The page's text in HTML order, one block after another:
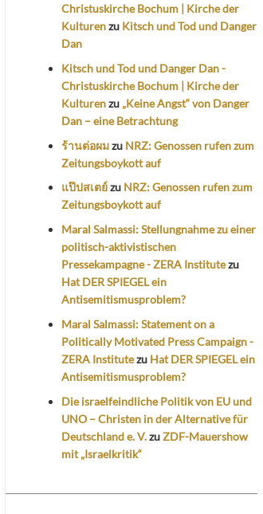
Christuskirche Bochum | Kirche der
Kulturenzu Kitsch und Tod und Danger
Dan
Kitsch und Tod und Danger Dan -
Christuskirche Bochum | Kirche der
Kulturenzu „Keine Angst“ von Danger
Dan – eine Betrachtung
ร้านต่อผมzu NRZ: Genossen rufen zum
Zeitungsboykott auf
แป๊ปสเตย์zu NRZ: Genossen rufen zum
Zeitungsboykott auf
Maral Salmassi: Stellungnahme zu einer
politisch-aktivistischen
Pressekampagne - ZERA Institutezu
Hat DER SPIEGEL ein
Antisemitismusproblem?
Maral Salmassi: Statement on a
Politically Motivated Press Campaign -
ZERA Institutezu Hat DER SPIEGEL ein
Antisemitismusproblem?
Die israelfeindliche Politik von EU und
UNO – Christen in der Alternative für
Deutschland e. V.zuZDF-Mauershow
mit „Israelkritik“